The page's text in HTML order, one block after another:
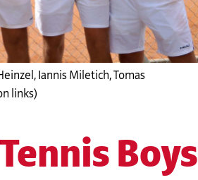
Iannis Miletich, Tomas
links)
Boys